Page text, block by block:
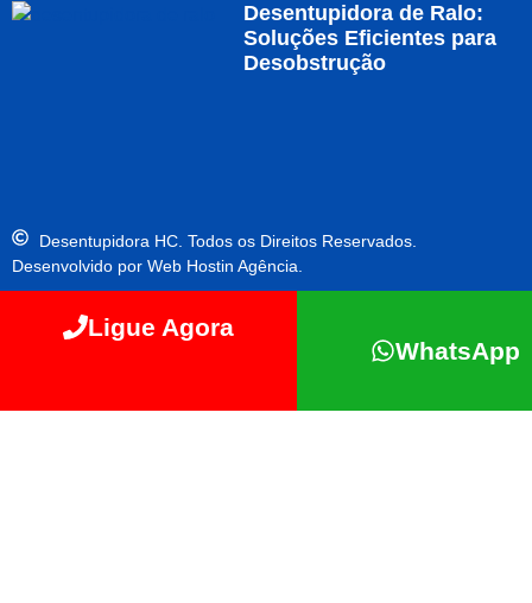
Desentupidora de Ralo:
Soluções Eficientes para
Desobstrução
Desentupidora HC. Todos os Direitos Reservados.
Desenvolvido por Web Hostin Agência.
Ligue Agora
WhatsApp